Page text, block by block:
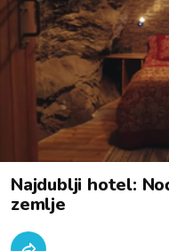
Najdublji hotel:
zemlje